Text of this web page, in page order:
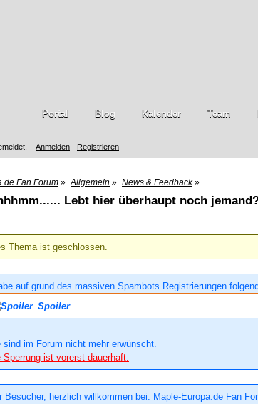
Anmelden Registrieren
Portal Blog Kalender Team
Fan Forum » Allgemein » News & Feedback»
Lebt hier überhaupt noch
Thema ist geschlossen.
auf grund des massiven Spambots Registrierungen
Spoiler
sind im Forum nicht mehr erwünscht.
Sperrung ist vorerst dauerhaft.
Besucher, herzlich willkommen bei: Maple-Europa.de Fan